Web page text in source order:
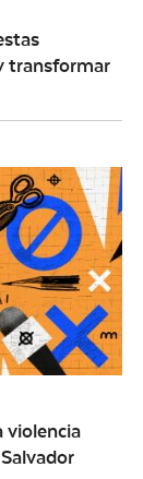
transformar
violencia